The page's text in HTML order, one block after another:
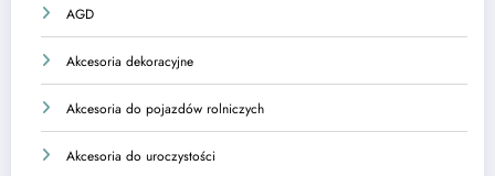
AGD
Akcesoria dekoracyjne
Akcesoria do pojazdów rolniczych
Akcesoria do uroczystości